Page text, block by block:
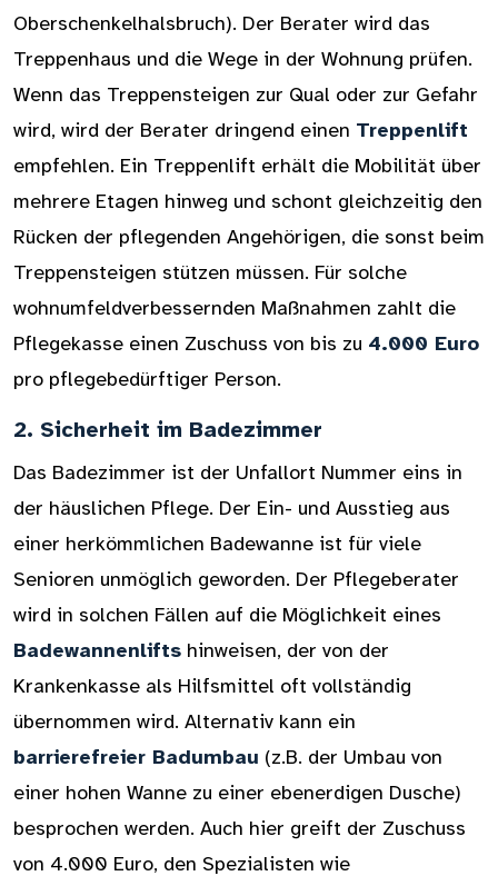
Oberschenkelhalsbruch). Der Berater wird das
Treppenhaus und die Wege in der Wohnung prüfen.
Wenn das Treppensteigen zur Qual oder zur Gefahr
wird, wird der Berater dringend einen Treppenlift
empfehlen. Ein Treppenlift erhält die Mobilität über
mehrere Etagen hinweg und schont gleichzeitig den
Rücken der pflegenden Angehörigen, die sonst beim
Treppensteigen stützen müssen. Für solche
wohnumfeldverbessernden Maßnahmen zahlt die
Pflegekasse einen Zuschuss von bis zu 4.000 Euro
pro pflegebedürftiger Person.
2. Sicherheit im Badezimmer
Das Badezimmer ist der Unfallort Nummer eins in
der häuslichen Pflege. Der Ein- und Ausstieg aus
einer herkömmlichen Badewanne ist für viele
Senioren unmöglich geworden. Der Pflegeberater
wird in solchen Fällen auf die Möglichkeit eines
Badewannenlifts hinweisen, der von der
Krankenkasse als Hilfsmittel oft vollständig
übernommen wird. Alternativ kann ein
barrierefreier Badumbau (z.B. der Umbau von
einer hohen Wanne zu einer ebenerdigen Dusche)
besprochen werden. Auch hier greift der Zuschuss
von 4.000 Euro, den Spezialisten wie